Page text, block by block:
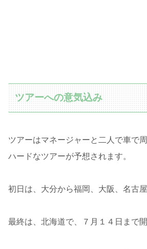
ツアーへの意気込み
ツアーはマネージャーと二人で車で
ハードなツアーが予想されます。
初日は、大分から福岡、大阪、名古屋
最終は、北海道で、７月１４日まで開